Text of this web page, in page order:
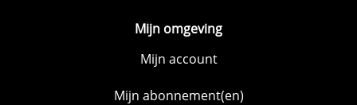
Mijn omgeving
Mijn account
Mijn abonnement(en)